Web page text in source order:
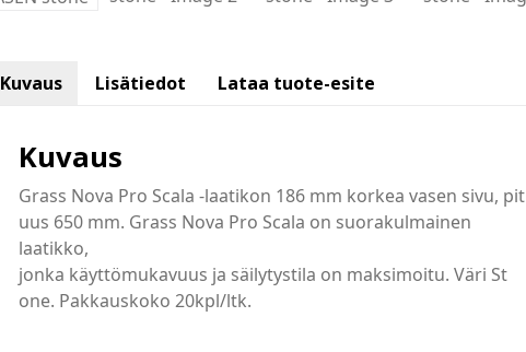
Kuvaus Lisätiedot Lataa tuote-esite
Kuvaus
Grass Nova Pro Scala -laatikon 186 mm korkea vasen sivu, pit
uus 650 mm. Grass Nova Pro Scala on suorakulmainen
laatikko,
jonka käyttömukavuus ja säilytystila on maksimoitu. Väri St
one. Pakkauskoko 20kpl/ltk.